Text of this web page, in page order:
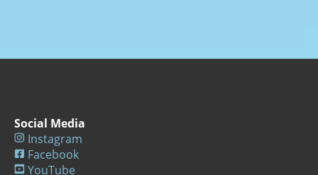
Social Media
Instagram
Facebook
YouTube